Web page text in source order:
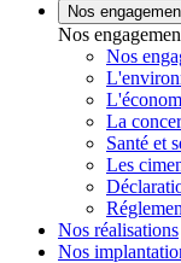
Nos
Nos
Nos
La
Santé et
Les
Nos réalisations
Nos